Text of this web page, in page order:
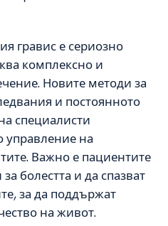
гравис е сериозно
комплексно и
Новите методи за
и постоянното
специалисти
управление на
Важно е пациентите
болестта и да спазват
за да поддържат
на живот.